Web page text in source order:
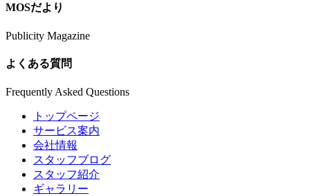
MOSだより
Publicity Magazine
よくある質問
Frequently Asked Questions
トップページ
サービス案内
会社情報
スタッフブログ
スタッフ紹介
ギャラリー